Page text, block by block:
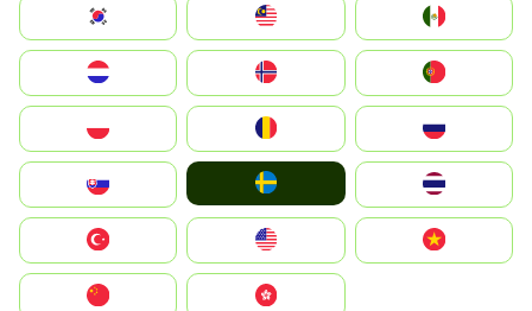
South Korea
United States
中國香港特別行政區